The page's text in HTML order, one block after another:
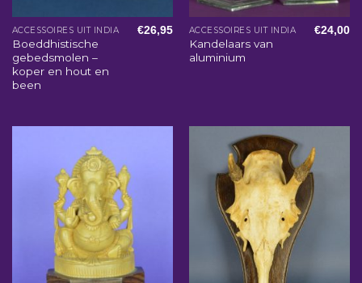
ACCESSOIRES UIT INDIA
Boeddhistische
gebedsmolen –
koper en hout en
been
€26,95 ACCESSOIRES UIT INDIA
Kandelaars van
aluminium
€24,00